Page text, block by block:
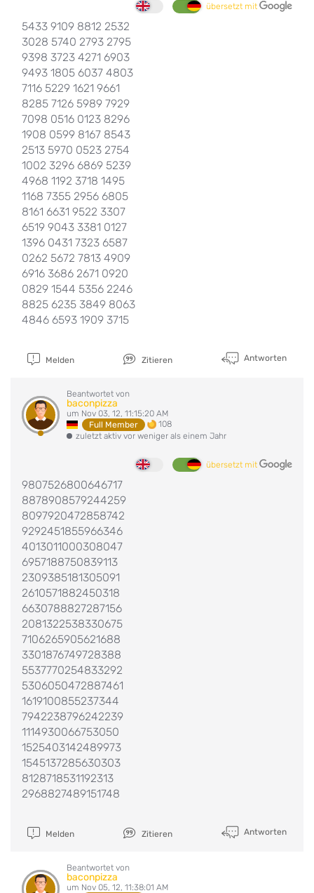
übersetzt mit
5433 9109 8812 2532
3028 5740 2793 2795
9398 3723 4271 6903
9493 1805 6037 4803
7116 5229 1621 9661
8285 7126 5989 7929
7098 0516 0123 8296
1908 0599 8167 8543
2513 5970 0523 2754
1002 3296 6869 5239
4968 1192 3718 1495
1168 7355 2956 6805
8161 6631 9522 3307
6519 9043 3381 0127
1396 0431 7323 6587
0262 5672 7813 4909
6916 3686 2671 0920
0829 1544 5356 2246
8825 6235 3849 8063
4846 6593 1909 3715
Melden Zitieren Antworten
Beantwortet von
baconpizza
um Nov 03, 12, 11:15:20 AM
Full Member
108
zuletzt aktiv vor weniger als einem Jahr
übersetzt mit
9807526800646717
8878908579244259
8097920472858742
9292451855966346
4013011000308047
6957188750839113
2309385181305091
2610571882450318
6630788827287156
2081322538330675
7106265905621688
3301876749728388
5537770254833292
5306050472887461
1619100855237344
7942238796242239
1114930066753050
1525403142489973
1545137285630303
8128718531192313
2968827489151748
Melden Zitieren Antworten
Beantwortet von
baconpizza
um Nov 05, 12, 11:38:01 AM